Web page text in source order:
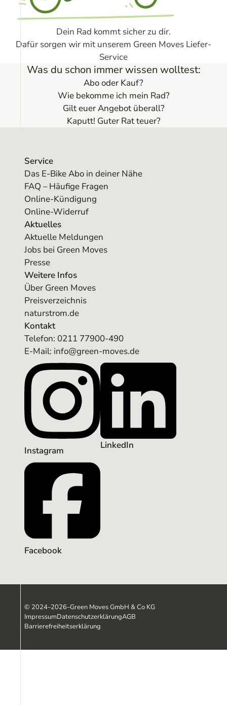
Dein Rad kommt sicher zu dir.
Dafür sorgen wir mit unserem Green Moves Liefer-
Service
Was du schon immer wissen wolltest:
Abo oder Kauf?
Wie bekomme ich mein Rad?
Gilt euer Angebot überall?
Kaputt! Guter Rat teuer?
Service
Das E-Bike Abo in deiner Nähe
FAQ – Häufige Fragen
Online-Kündigung
Online-Widerruf
Aktuelles
Aktuelle Meldungen
Jobs bei Green Moves
Presse
Weitere Infos
Über Green Moves
Preisverzeichnis
naturstrom.de
Kontakt
Telefon: 0211 77900-490
E-Mail: info@green-moves.de
Instagram LinkedIn
Facebook
© 2024–2026–Green Moves GmbH & Co KG
ImpressumDatenschutzerklärungAGB
Barrierefreiheitserklärung